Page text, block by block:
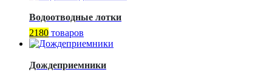
Водоотводные лотки
2180 товаров
Дождеприемники